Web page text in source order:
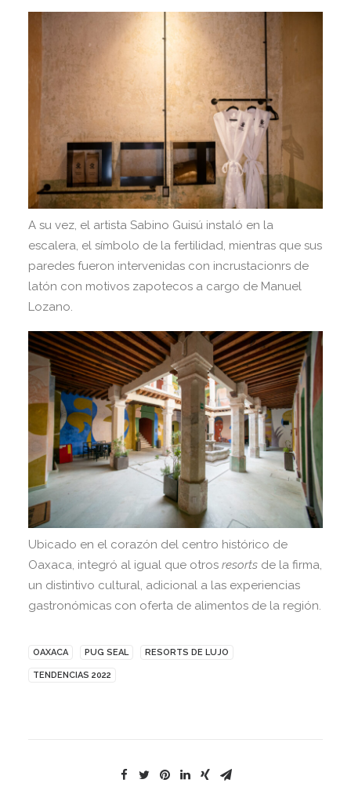
A su vez, el artista Sabino Guisú instaló en la
escalera, el símbolo de la fertilidad, mientras que sus
paredes fueron intervenidas con incrustacionrs de
latón con motivos zapotecos a cargo de Manuel
Lozano.
Ubicado en el corazón del centro histórico de
Oaxaca, integró al igual que otros resorts de la firma,
un distintivo cultural, adicional a las experiencias
gastronómicas con oferta de alimentos de la región.
OAXACA PUG SEAL RESORTS DE LUJO
TENDENCIAS 2022